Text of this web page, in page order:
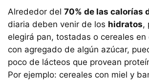
Alrededor del 70% de las calorías
diaria deben venir de los hidratos,
elegirá pan, tostadas o cereales en
con agregado de algún azúcar,
poco de lácteos que provean
Por ejemplo: cereales con miel y